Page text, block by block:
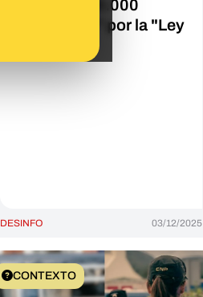
"más de 500.000
extranjeros" por la "Ley
DESINFO 03/12/2025
CONTEXTO